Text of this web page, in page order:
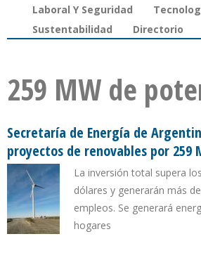
Laboral Y Seguridad
Sustentabilidad
Directorio
259 MW de
Secretaría de Energía de
proyectos de renovables por 259
La inversión total supera
dólares y generarán más
empleos. Se generará
hogares